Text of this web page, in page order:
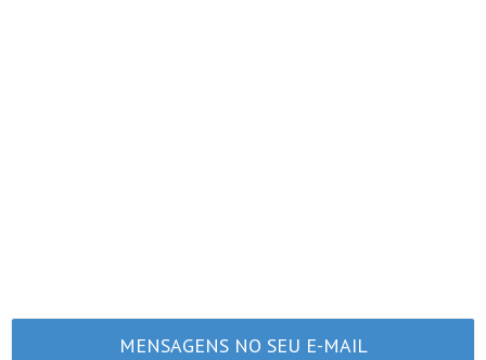
MENSAGENS NO SEU E-MAIL